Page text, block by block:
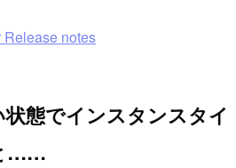
notes
態でインスタンスタイ
……